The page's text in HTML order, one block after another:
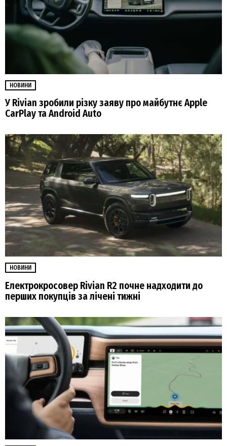
НОВИНИ
У Rivian зробили різку заяву про майбутнє Apple
CarPlay та Android Auto
НОВИНИ
Електрокросовер Rivian R2 почне надходити до
перших покупців за лічені тижні